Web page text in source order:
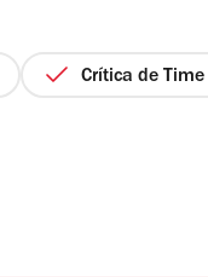
Crítica de Time